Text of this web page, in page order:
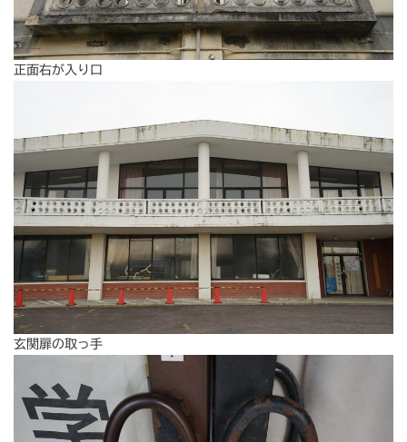
正面右が入り口
玄関扉の取っ手